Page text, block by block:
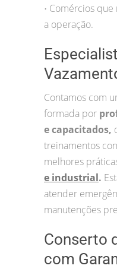
• Comércios
a operação.
Contamos com
formada por
e capacitados,
treinamentos
melhores
e industrial.
atender
manutenções
Conserto
com